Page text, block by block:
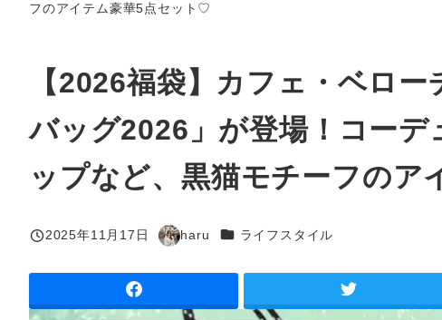
フのアイテム豪華5点セット♡
【2026福袋】カフェ・ベロ
バッグ2026」が登場！コー
ップなど、黒猫モチーフの
投稿日
2025年11月17日
著
haru カテゴリー
ライフスタイル